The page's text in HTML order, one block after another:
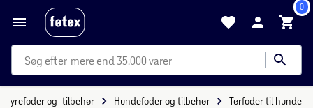
0
mere end 35.000 varer
Dyrefoder og -tilbehør Hundefoder og tilbehør Tørfoder til hunde